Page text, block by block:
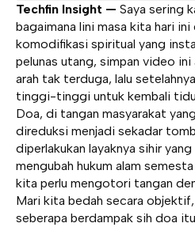
Techfin Insight — Saya sering
bagaimana lini masa kita hari ini
komodifikasi spiritual yang
pelunas utang, simpan video
arah tak terduga, lalu
tinggi-tinggi untuk kembali
Doa, di tangan masyarakat
direduksi menjadi sekadar
diperlakukan layaknya sihir
mengubah hukum alam
kita perlu mengotori tangan
Mari kita bedah secara
seberapa berdampak sih doa